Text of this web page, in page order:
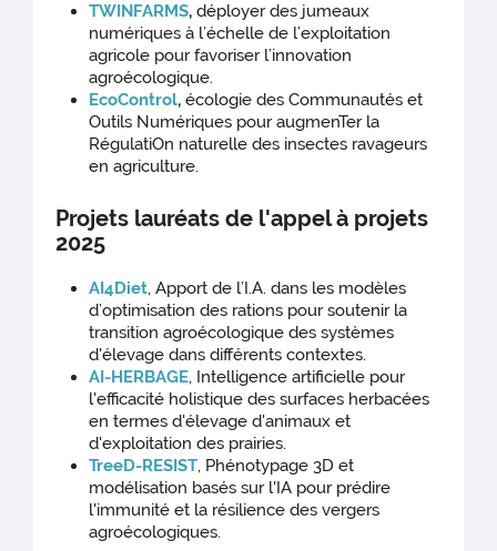
TWINFARMS, déployer des jumeaux
numériques à l’échelle de l’exploitation
agricole pour favoriser l’innovation
agroécologique.
EcoControl, écologie des Communautés et
Outils Numériques pour augmenTer la
RégulatiOn naturelle des insectes ravageurs
en agriculture.
Projets lauréats de l'appel à projets
2025
AI4Diet, Apport de l’I.A. dans les modèles
d’optimisation des rations pour soutenir la
transition agroécologique des systèmes
d'élevage dans différents contextes.
AI-HERBAGE, Intelligence artificielle pour
l'efficacité holistique des surfaces herbacées
en termes d'élevage d'animaux et
d'exploitation des prairies.
TreeD-RESIST, Phénotypage 3D et
modélisation basés sur l'IA pour prédire
l'immunité et la résilience des vergers
agroécologiques.